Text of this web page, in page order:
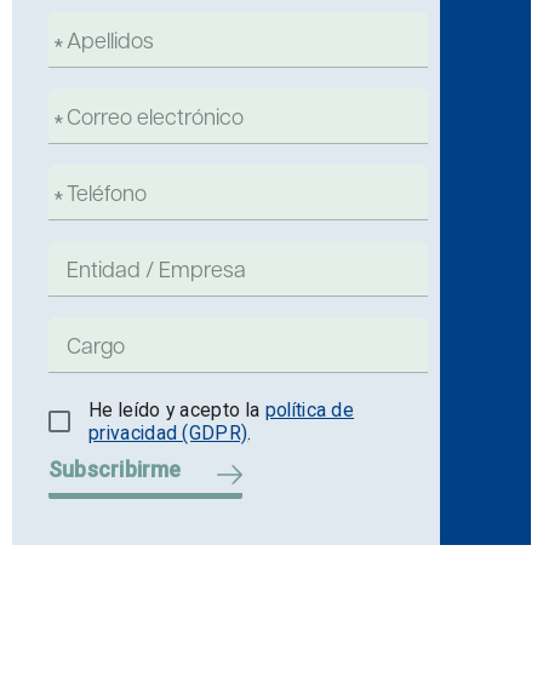
He leído y acepto la política de
privacidad (GDPR).
Subscribirme